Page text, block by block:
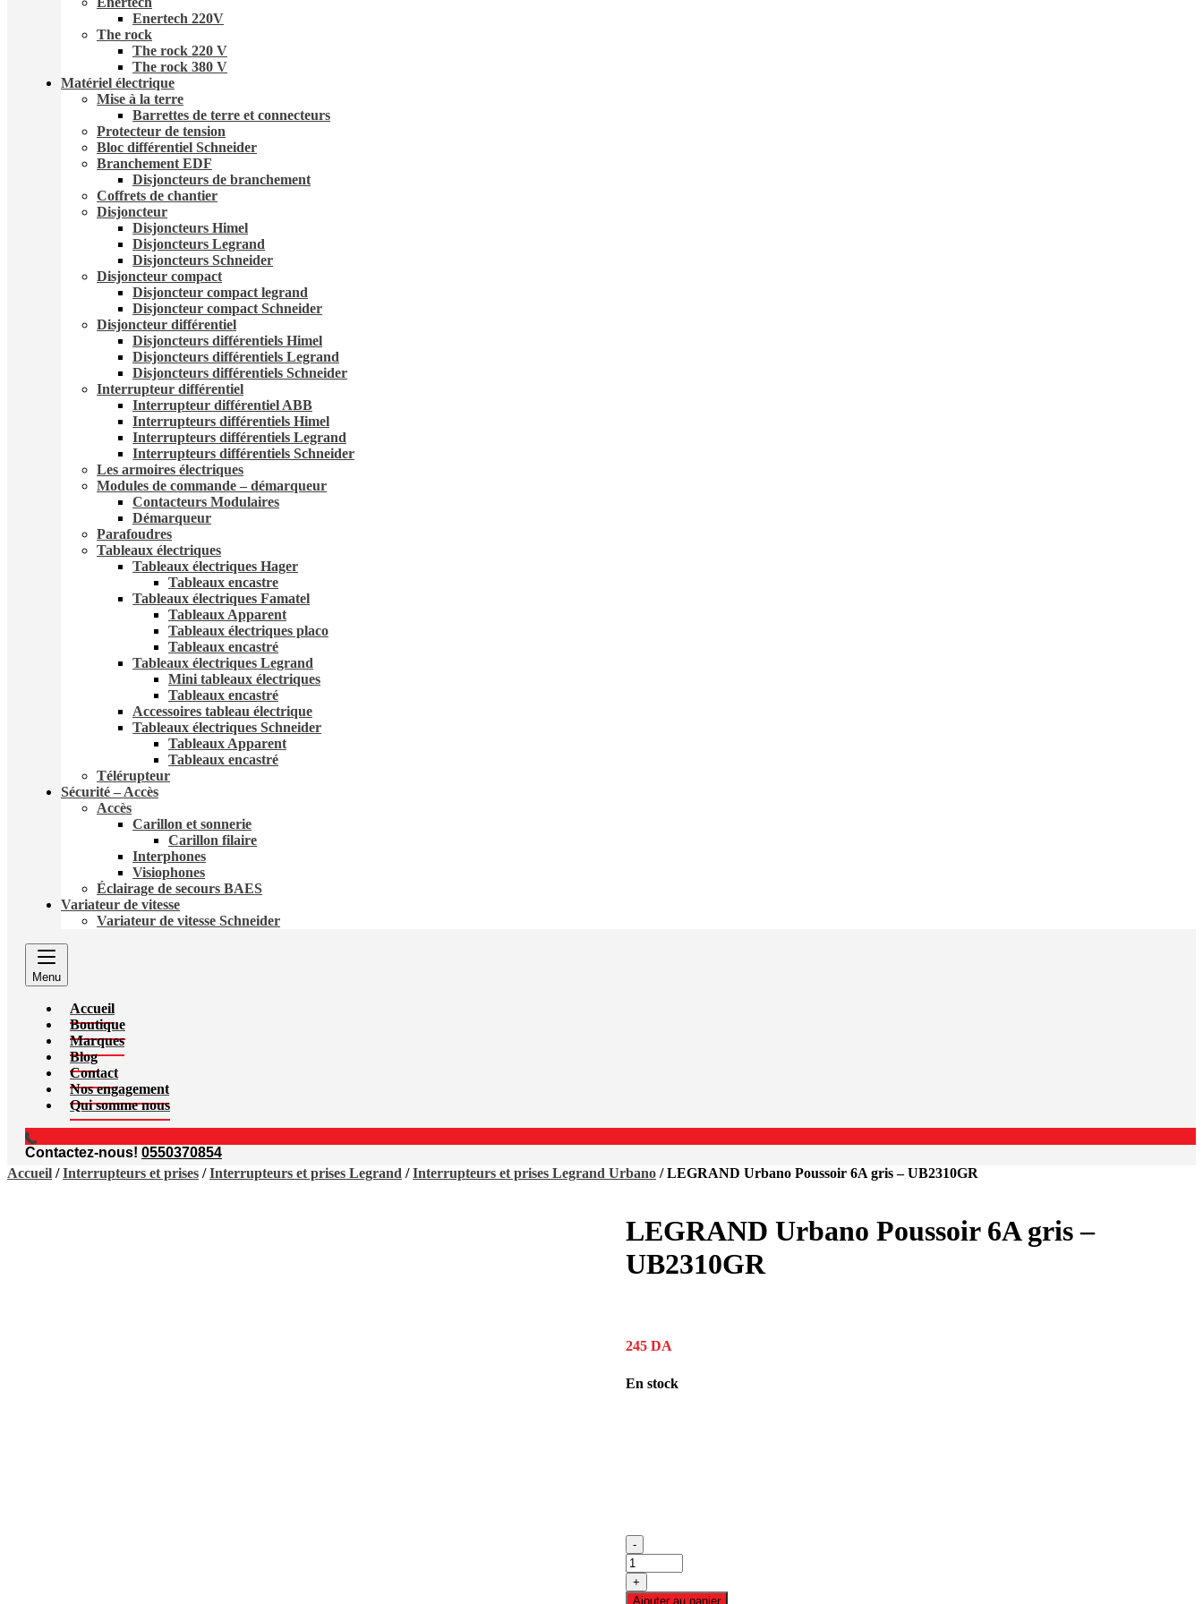
Enertech 220V
The rock
The rock 220 V
The rock 380 V
Matériel électrique
Mise à la terre
Barrettes de terre et connecteurs
Protecteur de tension
Bloc différentiel Schneider
Branchement EDF
Disjoncteurs de branchement
Coffrets de chantier
Disjoncteur
Disjoncteurs Himel
Disjoncteurs Legrand
Disjoncteurs Schneider
Disjoncteur compact
Disjoncteur compact legrand
Disjoncteur compact Schneider
Disjoncteur différentiel
Disjoncteurs différentiels Himel
Disjoncteurs différentiels Legrand
Disjoncteurs différentiels Schneider
Interrupteur différentiel
Interrupteur différentiel ABB
Interrupteurs différentiels Himel
Interrupteurs différentiels Legrand
Interrupteurs différentiels Schneider
Les armoires électriques
Modules de commande – démarqueur
Contacteurs Modulaires
Démarqueur
Parafoudres
Tableaux électriques
Tableaux électriques Hager
Tableaux encastre
Tableaux électriques Famatel
Tableaux Apparent
Tableaux électriques placo
Tableaux encastré
Tableaux électriques Legrand
Mini tableaux électriques
Tableaux encastré
Accessoires tableau électrique
Tableaux électriques Schneider
Tableaux Apparent
Tableaux encastré
Télérupteur
Sécurité – Accès
Accès
Carillon et sonnerie
Carillon filaire
Interphones
Visiophones
Éclairage de secours BAES
Variateur de vitesse
Variateur de vitesse Schneider
Menu
Accueil
Boutique
Marques
Blog
Contact
Nos engagement
Qui somme nous
Contactez-nous! 0550370854
Accueil /Interrupteurs et prises /Interrupteurs et prises Legrand /Interrupteurs et prises Legrand Urbano / LEGRAND Urbano Poussoir 6A gris – UB2310GR
LEGRAND Urbano Poussoir 6A gris –
UB2310GR
245 DA
En stock
-
quantité
de
LEGRAND
+
Ajouter au panier